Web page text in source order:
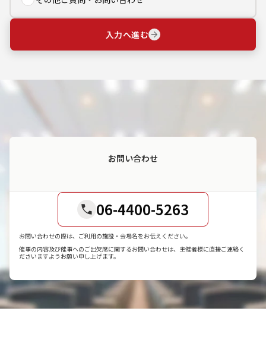
入力へ進む
お問い合わせ
06-4400-5263
お問い合わせの際は、ご利用の施設・会場名をお伝えください。
催事の内容及び催事へのご出欠席に関するお問い合わせは、主催者様に直接ご連絡く
ださいますようお願い申し上げます。